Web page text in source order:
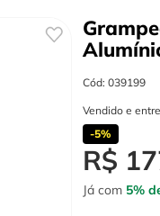
Cód: 039199
Vendido e
-5%
R$
Já com 5%